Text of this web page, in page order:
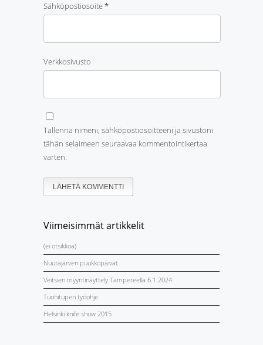
Sähköpostiosoite*
Verkkosivusto
Tallenna nimeni, sähköpostiosoitteeni ja sivustoni
tähän selaimeen seuraavaa kommentointikertaa
varten.
Viimeisimmät artikkelit
(ei otsikkoa)
Nuutajärven puukkopäivät
Veitsien myyntinäyttely Tampereella 6.1.2024
Tuohitupen työohje
Helsinki knife show 2015